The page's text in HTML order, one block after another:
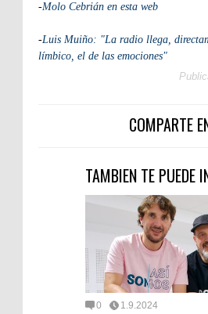
-Molo Cebrián en esta web
-Luis Muiño: "La radio llega,
límbico, el de las emociones"
COMPARTE
TAMBIEN TE PUEDE
0 1.9.2024